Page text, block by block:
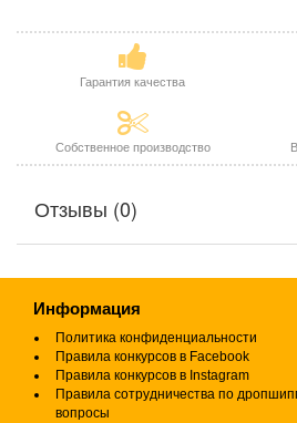
Гарантия качества
Собственное производство
Отзывы (0)
Информация
Политика конфиденциальности
Правила конкурсов в Facebook
Правила конкурсов в Instagram
Правила сотрудничества по
вопросы